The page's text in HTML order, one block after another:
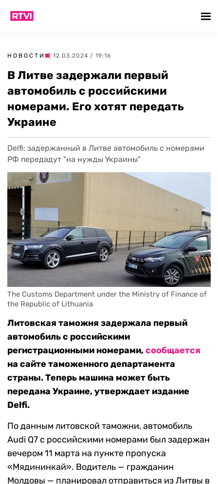
НОВОСТИ | 12.03.2024 / 19:16
В Литве задержали первый
автомобиль с российскими
номерами. Его хотят передать
Украине
Delfi: задержанный в Литве автомобиль с номерами
РФ передадут "на нужды Украины"
The Customs Department under the Ministry of Finance of
the Republic of Lithuania
Литовская таможня задержала первый
автомобиль с российскими
регистрационными номерами,сообщается
на сайте таможенного департамента
страны. Теперь машина может быть
передана Украине, утверждает издание
Delfi.
По данным литовской таможни, автомобиль
Audi Q7 с российскими номерами был задержан
вечером 11 марта на пункте пропуска
«Мядининкай». Водитель — гражданин
Молдовы — планировал отправиться из Литвы в